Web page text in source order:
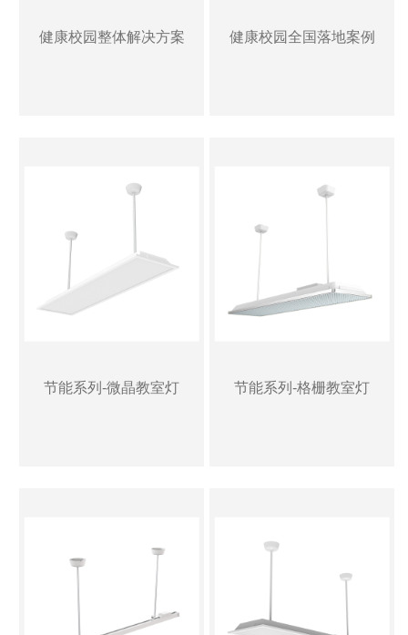
健康校园整体解决方案 健康校园全国落地案例
节能系列-微晶教室灯 节能系列-格栅教室灯